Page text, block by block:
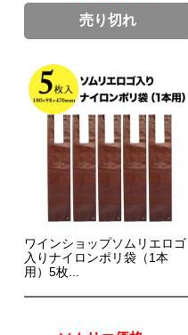
売り切れ
ワインショップソムリエロゴ
入りナイロンポリ袋（1本
用）5枚...